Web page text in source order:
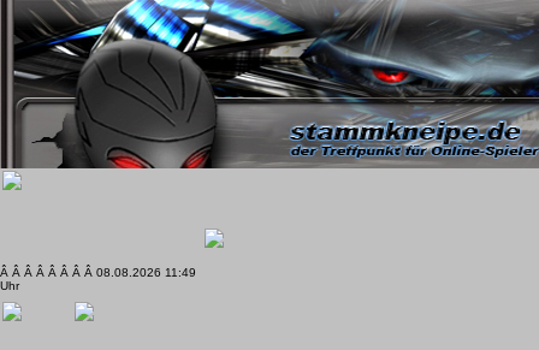
Â Â Â Â Â Â Â Â 08.08.2026 11:49
Uhr